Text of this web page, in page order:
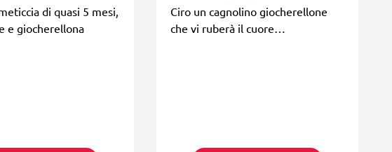
di quasi 5 mesi,
e giocherellona
Ciro un cagnolino giocherellone
che vi ruberà il cuore…